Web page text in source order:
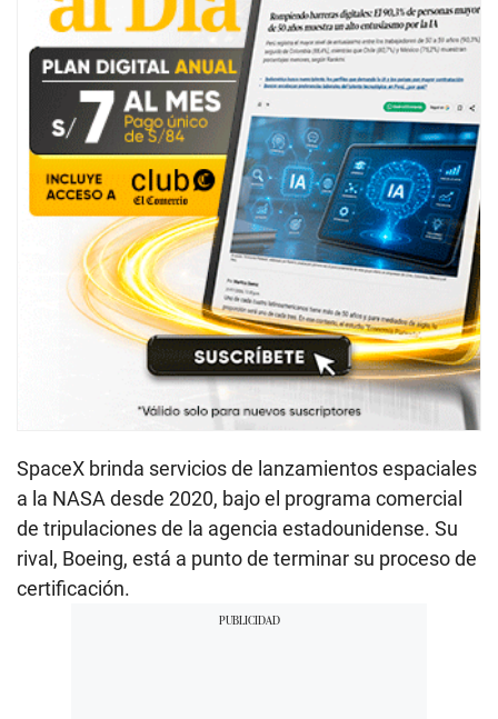
SpaceX brinda servicios de lanzamientos espaciales
a la NASA desde 2020, bajo el programa comercial
de tripulaciones de la agencia estadounidense. Su
rival, Boeing, está a punto de terminar su proceso de
certificación.